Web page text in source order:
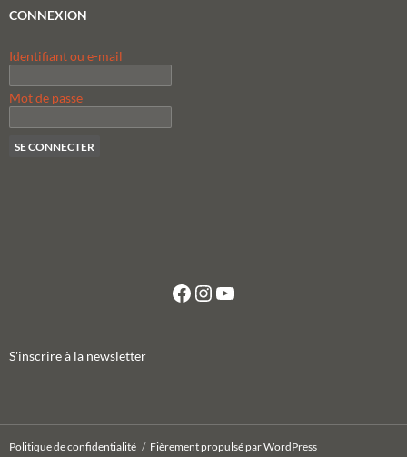
CONNEXION
Identifiant ou e-mail
Mot de passe
Facebook
Instagram
YouTube
S'inscrire à la newsletter
Politique de confidentialité Fièrement propulsé par WordPress